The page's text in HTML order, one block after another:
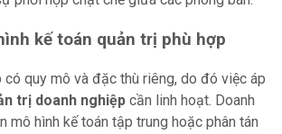
kế toán quản trị phù hợp
có quy mô và đặc thù riêng, do đó việc áp
trị doanh nghiệp cần linh hoạt. Doanh
mô hình kế toán tập trung hoặc phân tán